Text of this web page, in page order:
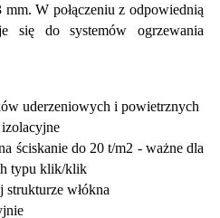
W połączeniu z odpowiednią
się do systemów ogrzewania
uderzeniowych i powietrznych
izolacyjne
ściskanie do 20 t/m2 - ważne dla
typu klik/klik
strukturze włókna